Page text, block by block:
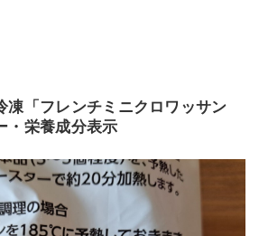
凍「フレンチミニクロワッサン
・栄養成分表示